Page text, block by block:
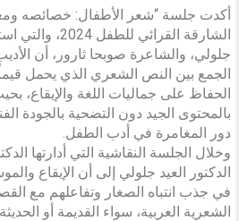
أكدت جلسة “شعر الأطفال: خصائصه
الشارقة القرائي
جلولي، والشاعرة صوبحا ثارور، أن
الجمع بين النص الشعري الذي يحمل قيماً
الحفاظ على جماليات اللغة والإيقاع،
بالمحتوى الجيد دون التضحية بالجودة
دور المغامرة في أدب الطفل.
وخلال الجلسة النقاشية التي أدارتها
الدكتور العيد جلولي إلى أن الإيقاع
في جذب انتباه الصغار وتفاعلهم مع
الشعرية العربية، سواء القديمة أو